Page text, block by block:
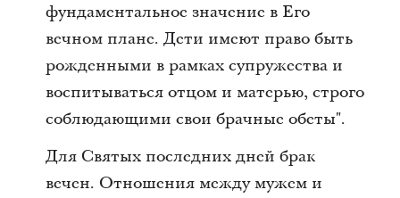
фундаментальное значение в Его
вечном плане. Дети имеют право быть
рожденными в рамках супружества и
воспитываться отцом и матерью, строго
соблюдающими свои брачные обеты".
Для Святых последних дней брак
вечен. Отношения между мужем и